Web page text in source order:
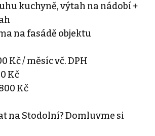
kuchyně, výtah na nádobí +
na fasádě objektu
Kč / měsíc vč. DPH
Kč
Kč
na Stodolní? Domluvme si